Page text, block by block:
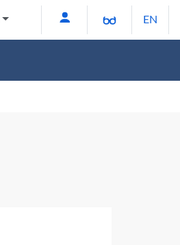
Версия для
EN